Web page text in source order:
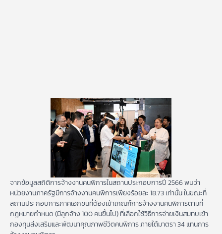
จากข้อมูลสถิติการจ้างงานคนพิการในสถานประกอบการปี 2566 พบว่า
หน่วยงานภาครัฐมีการจ้างงานคนพิการเพียงร้อยละ 18.73 เท่านั้น ในขณะที่
สถานประกอบการภาคเอกชนที่ต้องเข้าเกณฑ์การจ้างงานคนพิการตามที่
กฎหมายกำหนด (มีลูกจ้าง 100 คนขึ้นไป) ที่เลือกใช้วิธีการจ่ายเงินสมทบเข้า
กองทุนส่งเสริมและพัฒนาคุณภาพชีวิตคนพิการ ภายใต้มาตรา 34 แทนการ